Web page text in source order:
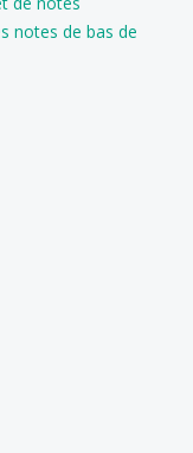
notes de bas de